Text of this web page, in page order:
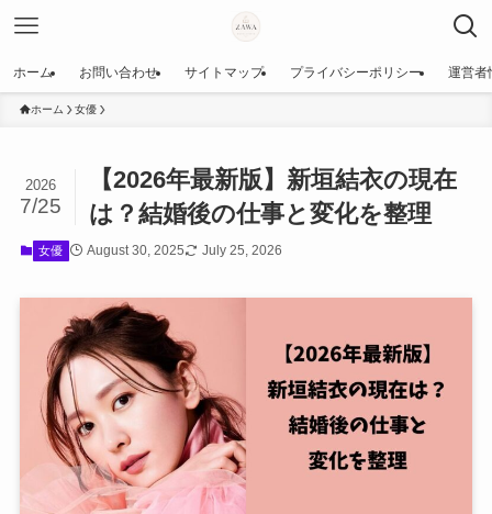
ホーム お問い合わせ サイトマップ プライバシーポリシー 運営者
ホーム 女優
【2026年最新版】新垣結衣の現在
は？結婚後の仕事と変化を整理
2026
7/25
女優 August 30, 2025 July 25, 2026